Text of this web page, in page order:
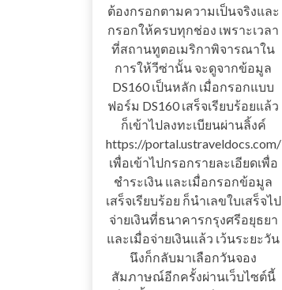
ต้องกรอกตามความเป็นจริงและ
กรอกให้ครบทุกช่อง เพราะเวลา
ที่สถานทูตอเมริกาพิจารณาใน
การให้วีซ่านั้น จะดูจากข้อมูล
DS160 เป็นหลัก เมื่อกรอกแบบ
ฟอร์ม DS160 เสร็จเรียบร้อยแล้ว
ก็เข้าไปลงทะเบียนผ่านลิ้งค์
https://portal.ustraveldocs.com/
เพื่อเข้าไปกรอกรายละเอียดเพื่อ
ชำระเงิน และเมื่อกรอกข้อมูล
เสร็จเรียบร้อย ก็นำเลขใบเสร็จไป
จ่ายเงินที่ธนาคารกรุงศรีอยุธยา
และเมื่อจ่ายเงินแล้ว เว้นระยะวัน
นึงก็กลับมาเลือกวันจอง
สัมภาษณ์อีกครั้งผ่านเว็บไซต์นี้